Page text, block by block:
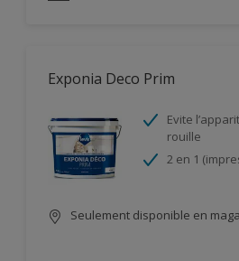
Exponia Deco Prim
Evite
rouille
2 en 1
Seulement disponible en